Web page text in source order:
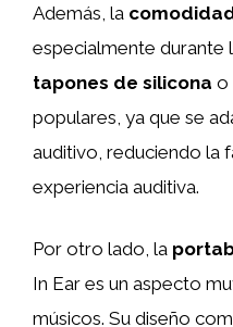
Además, la
especialmente durante
tapones de silicona o
populares, ya que se
auditivo, reduciendo la
experiencia auditiva.
Por otro lado, la
In Ear es un aspecto
músicos. Su diseño